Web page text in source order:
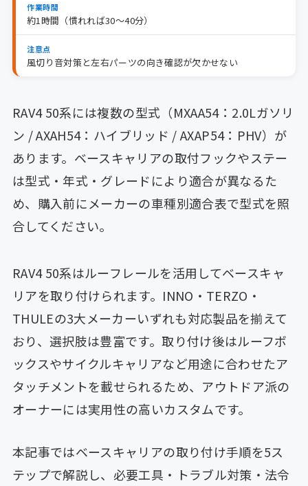
作業時間
約1時間（慣れれば30〜40分）
注意点
風切り音対策と左右パーツの向き確認が欠かせない
RAV4 50系には複数の型式（MXAA54：2.0Lガソリ
ン / AXAH54：ハイブリッド / AXAP54：PHV）が
あります。ベースキャリアの取付フックやステー
は型式・年式・グレードにより適合が異なるた
め、購入前にメーカーの車種別適合表で型式を照
合してください。
RAV4 50系はルーフレールを活用してベースキャ
リアを取り付けられます。INNO・TERZO・
THULEの3大メーカーいずれも対応製品を揃えて
おり、選択肢は豊富です。取り付け後はルーフボ
ックスやサイクルキャリアなど用途に合わせたア
タッチメントを載せられるため、アウトドア派の
オーナーには実用性の高いカスタムです。
本記事ではベースキャリアの取り付け手順を5ス
テップで解説し、必要工具・トラブル対策・法令